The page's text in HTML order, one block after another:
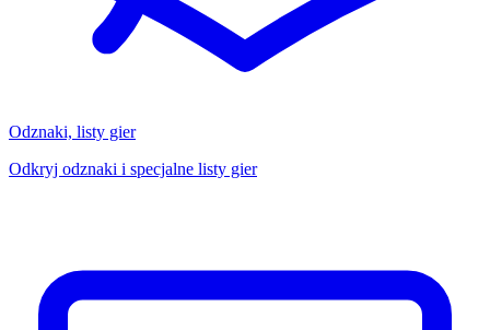
Odznaki, listy gier
Odkryj odznaki i specjalne listy gier